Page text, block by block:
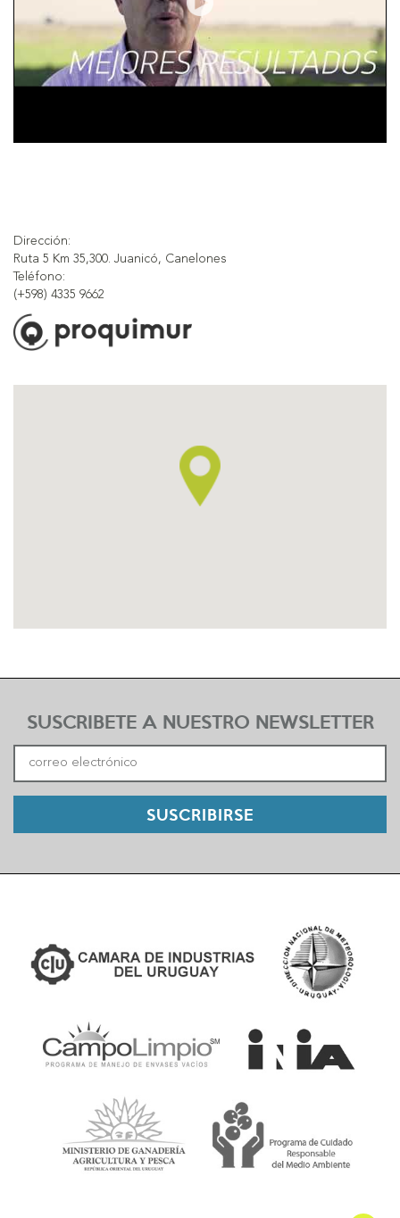
Dirección:
Ruta 5 Km 35,300. Juanicó, Canelones
Teléfono:
(+598) 4335 9662
SUSCRIBETE A NUESTRO NEWSLETTER
SUSCRIBIRSE